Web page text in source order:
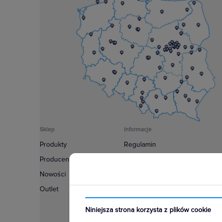
Niniejsza strona korzysta z plików cookie
Sklep
Produkty
Producenci
Nowości
Outlet
Informacje
Regulamin